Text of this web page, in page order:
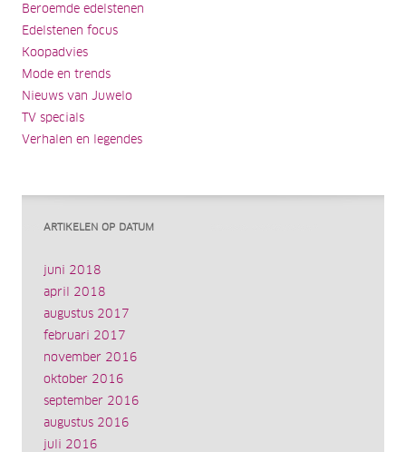
Beroemde edelstenen
Edelstenen focus
Koopadvies
Mode en trends
Nieuws van Juwelo
TV specials
Verhalen en legendes
ARTIKELEN OP DATUM
juni 2018
april 2018
augustus 2017
februari 2017
november 2016
oktober 2016
september 2016
augustus 2016
juli 2016